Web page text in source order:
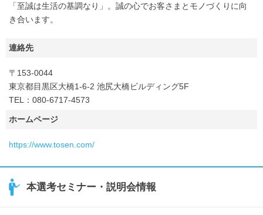
「至誠は生活の基調なり」。誠の心でお客さまとモノづくりに向
き合います。
連絡先
〒153-0044
東京都目黒区大橋1-6-2 池尻大橋ビルディング5F
TEL：080-6717-4573
ホームページ
https://www.tosen.com/
本選考セミナー・説明会情報